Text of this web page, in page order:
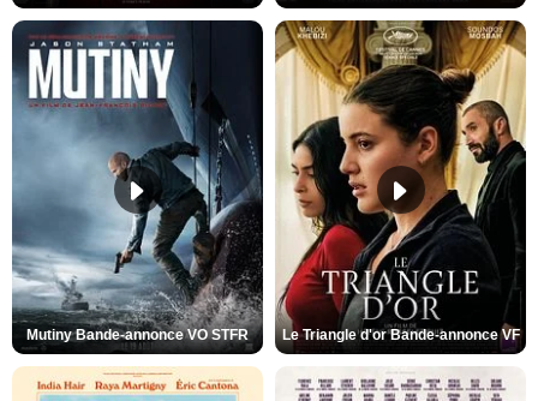
Mutiny Bande-annonce VO STFR Le Triangle d'or Bande-annonce VF